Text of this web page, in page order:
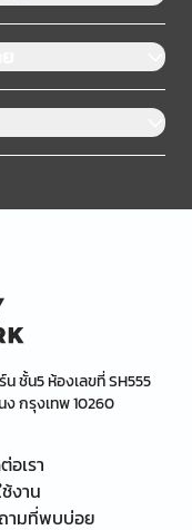
น ชั้น5 ห้องเลขที่ SH555
กรุงเทพ 10260
อเรา
ช้งาน
ามที่พบบ่อย